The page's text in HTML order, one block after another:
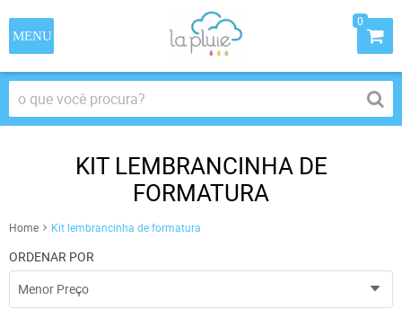
0
KIT LEMBRANCINHA DE
FORMATURA
Home Kit lembrancinha de formatura
ORDENAR POR
Menor Preço